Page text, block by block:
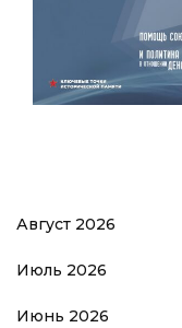
Август 2026
Июль 2026
Июнь 2026